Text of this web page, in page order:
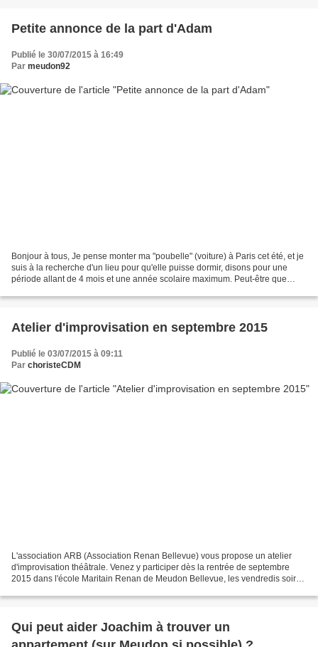
Petite annonce de la part d'Adam
Publié le 30/07/2015 à 16:49
Par meudon92
Bonjour à tous, Je pense monter ma "poubelle" (voiture) à Paris cet été, et je
suis à la recherche d'un lieu pour qu'elle puisse dormir, disons pour une
période allant de 4 mois et une année scolaire maximum. Peut-être que
Atelier d'improvisation en septembre 2015
Publié le 03/07/2015 à 09:11
Par choristeCDM
L'association ARB (Association Renan Bellevue) vous propose un atelier
d'improvisation théâtrale. Venez y participer dès la rentrée de septembre
2015 dans l'école Maritain Renan de Meudon Bellevue, les vendredis soir
Qui peut aider Joachim à trouver un